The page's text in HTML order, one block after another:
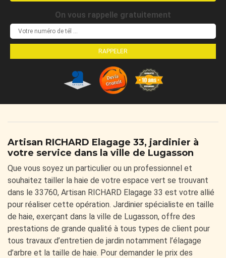
On vous rappelle gratuitement
Artisan RICHARD Elagage 33, jardinier à
votre service dans la ville de Lugasson
Que vous soyez un particulier ou un professionnel et
souhaitez tailler la haie de votre espace vert se trouvant
dans le 33760, Artisan RICHARD Elagage 33 est votre allié
pour réaliser cette opération. Jardinier spécialiste en taille
de haie, exerçant dans la ville de Lugasson, offre des
prestations de grande qualité à tous types de client pour
tous travaux d’entretien de jardin notamment l’élagage
d’arbre et la taille de haie. Pour demander le prix des